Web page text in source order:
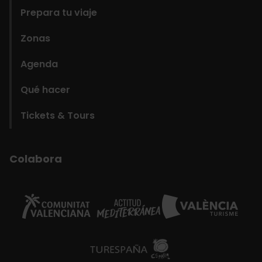
Prepara tu viaje
Zonas
Agenda
Qué hacer
Tickets & Tours
Colabora